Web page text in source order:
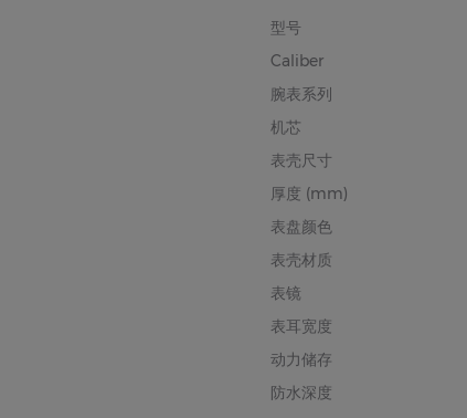
型号
Caliber
腕表系列
机芯
表壳尺寸
厚度 (mm)
表盘颜色
表壳材质
表镜
表耳宽度
动力储存
防水深度